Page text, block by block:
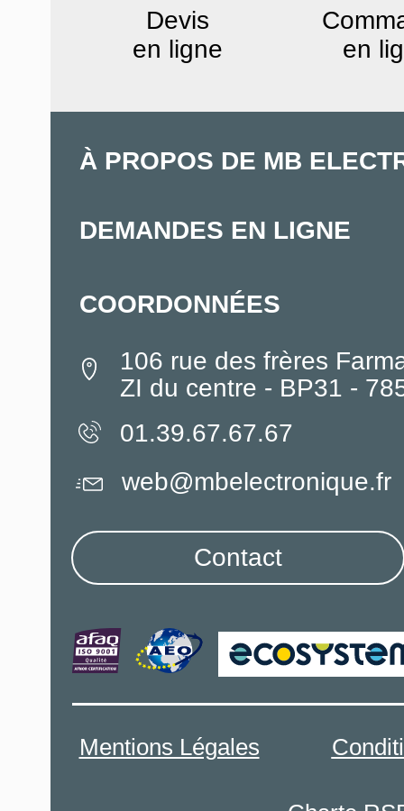
Devis
en ligne
en
À PROPOS DE MB
DEMANDES EN LIGNE
COORDONNÉES
106 rue des frères
ZI du centre - BP31 -
01.39.67.67.67
Mentions Légales
web@mbelectronique.fr
Contact